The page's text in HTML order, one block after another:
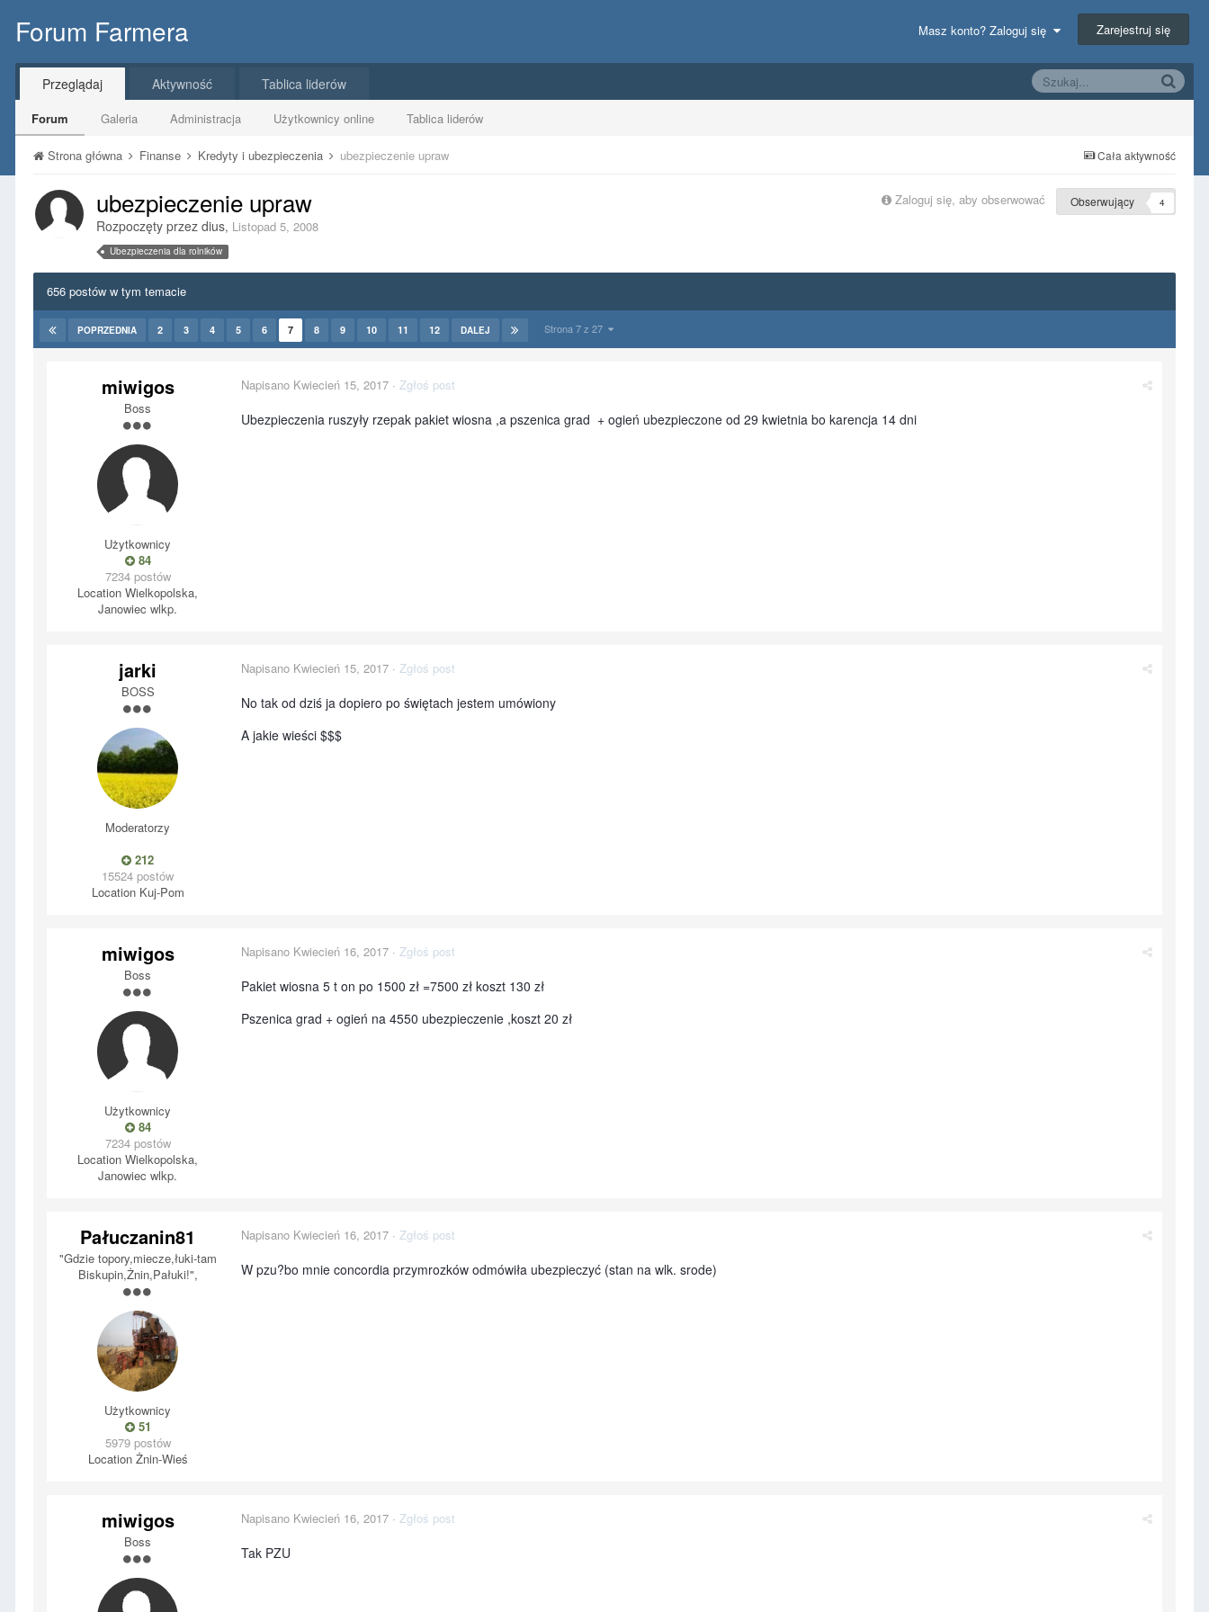
Forum Farmera Masz konto? Zaloguj się Zarejestruj się
Przeglądaj
Forum Galeria Administracja Użytkownicy online Tablica liderów
Aktywność Tablica liderów
Cała aktywność
Strona główna Finanse Kredyty i ubezpieczenia ubezpieczenie upraw
Zaloguj się, aby obserwować Obserwujący 4
ubezpieczenie upraw
Rozpoczęty przez dius, Listopad 5, 2008
Ubezpieczenia dla rolników
656 postów w tym temacie
POPRZEDNIA 2 3 4 5 6 7 8 9 10 11 12 DALEJ Strona 7 z 27
miwigos
Boss
Użytkownicy
84
7234 postów
Location Wielkopolska,
Janowiec wlkp.
Napisano Kwiecień 15, 2017 · Zgłoś post
Ubezpieczenia ruszyły rzepak pakiet wiosna ,a pszenica grad + ogień ubezpieczone od 29 kwietnia bo karencja 14 dni
jarki
BOSS
Moderatorzy
212
15524 postów
LocationKuj-Pom
Napisano Kwiecień 15, 2017 · Zgłoś post
No tak od dziś ja dopiero po świętach jestem umówiony
A jakie wieści $$$
miwigos
Boss
Użytkownicy
84
7234 postów
Location Wielkopolska,
Janowiec wlkp.
Napisano Kwiecień 16, 2017 · Zgłoś post
Pakiet wiosna 5 t on po 1500 zł =7500 zł koszt 130 zł
Pszenica grad + ogień na 4550 ubezpieczenie ,koszt 20 zł
Pałuczanin81
"Gdzie topory,miecze,łuki-tam
Biskupin,Żnin,Pałuki!",
Użytkownicy
51
5979 postów
LocationŻnin-Wieś
Napisano Kwiecień 16, 2017 · Zgłoś post
W pzu?bo mnie concordia przymrozków odmówiła ubezpieczyć (stan na wlk. srode)
miwigos
Boss
Napisano Kwiecień 16, 2017 · Zgłoś post
Tak PZU